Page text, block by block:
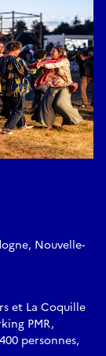
Nouvelle-
et La Coquille
PMR,
personnes,